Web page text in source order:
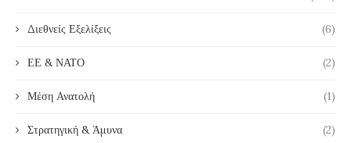
Διεθνείς Εξελίξεις (6)
ΕΕ & ΝΑΤΟ (2)
Μέση Ανατολή (1)
Στρατηγική & Άμυνα (2)